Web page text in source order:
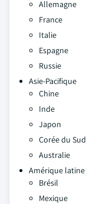
Allemagne
France
Italie
Espagne
Russie
Asie-Pacifique
Chine
Inde
Japon
Corée du Sud
Australie
Amérique latine
Brésil
Mexique